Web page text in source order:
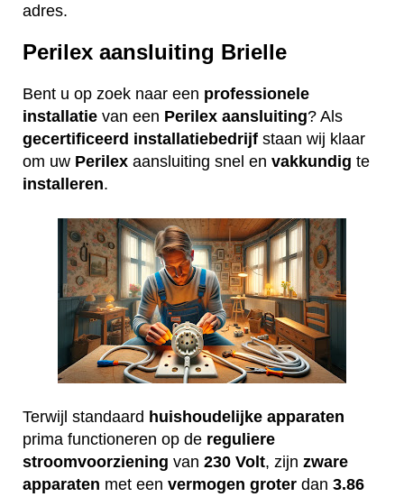
adres.
Perilex aansluiting Brielle
Bent u op zoek naar een professionele
installatie van een Perilex aansluiting? Als
gecertificeerd installatiebedrijf staan wij klaar
om uw Perilex aansluiting snel en vakkundig te
installeren.
Terwijl standaard huishoudelijke apparaten
prima functioneren op de reguliere
stroomvoorziening van 230 Volt, zijn zware
apparaten met een vermogen groter dan 3.86